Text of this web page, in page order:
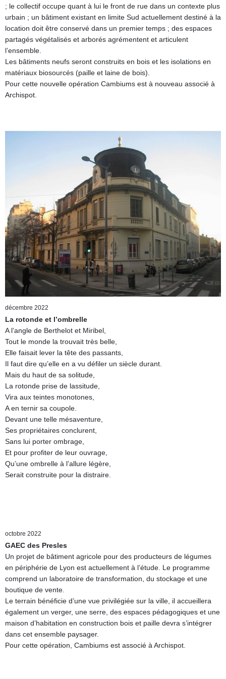
; le collectif occupe quant à lui le front de rue dans un contexte plus
urbain ; un bâtiment existant en limite Sud actuellement destiné à la
location doit être conservé dans un premier temps ; des espaces
partagés végétalisés et arborés agrémentent et articulent
l’ensemble.
Les bâtiments neufs seront construits en bois et les isolations en
matériaux biosourcés (paille et laine de bois).
Pour cette nouvelle opération Cambiums est à nouveau associé à
Archispot.
décembre 2022
La rotonde et l’ombrelle
A l’angle de Berthelot et Miribel,
Tout le monde la trouvait très belle,
Elle faisait lever la tête des passants,
Il faut dire qu’elle en a vu défiler un siècle durant.
Mais du haut de sa solitude,
La rotonde prise de lassitude,
Vira aux teintes monotones,
A en ternir sa coupole.
Devant une telle mésaventure,
Ses propriétaires conclurent,
Sans lui porter ombrage,
Et pour profiter de leur ouvrage,
Qu’une ombrelle à l’allure légère,
Serait construite pour la distraire.
octobre 2022
GAEC des Presles
Un projet de bâtiment agricole pour des producteurs de légumes
en périphérie de Lyon est actuellement à l’étude. Le programme
comprend un laboratoire de transformation, du stockage et une
boutique de vente.
Le terrain bénéficie d’une vue privilégiée sur la ville, il accueillera
également un verger, une serre, des espaces pédagogiques et une
maison d’habitation en construction bois et paille devra s’intégrer
dans cet ensemble paysager.
Pour cette opération, Cambiums est associé à Archispot.